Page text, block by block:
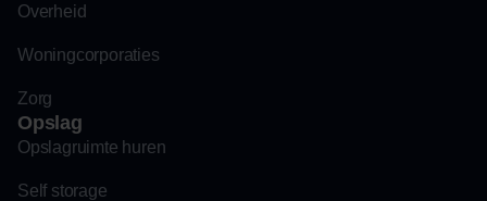
Overheid
Woningcorporaties
Zorg
Opslag
Opslagruimte huren
Self storage